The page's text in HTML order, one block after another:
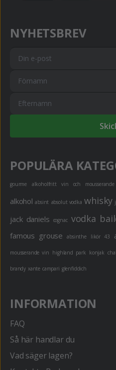
NYHETSBREV
POPULÄRA
gourme alkoholfritt vin och mousserande
alkohol absint absolut vodka whisky
jack daniels cognac vodka
famous grouse absinthe likör 43
mousserande vin highland park konjak
brandy xante campari glenfiddich
INFORMATION
FAQ
Så här handlar du
Vad säger lagen?